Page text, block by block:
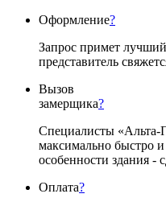
Оформление?
Запрос примет
представитель
Вызов
замерщика?
Специалисты
максимально быстро
особенности здания -
Оплата?